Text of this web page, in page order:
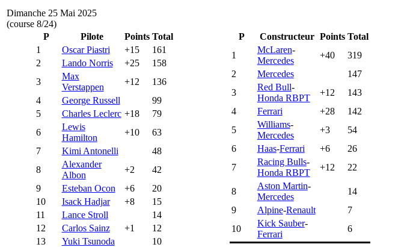
Dimanche 25 Mai 2025
(course 8/24)
P
Pilote Points Total
1
Oscar Piastri +15
161
2
Lando Norris +25
158
3
Max
Verstappen
+12
136
4
George Russell
99
5
Charles Leclerc +18
79
6
Lewis
Hamilton
+10
63
7
Kimi Antonelli
48
8
Alexander
Albon
+2
42
9
Esteban Ocon +6
20
10
Isack Hadjar +8
15
11
Lance Stroll
14
12
Carlos Sainz +1
12
13
Yuki Tsunoda
10
P Constructeur Points Total
1
McLaren-
Mercedes
+40
319
2
Mercedes
147
3
Red Bull-
Honda RBPT
+12
143
4
Ferrari +28
142
5
Williams-
Mercedes
+3
54
6
Haas-Ferrari +6
26
7
Racing Bulls-
Honda RBPT
+12 22
8
Aston Martin-
Mercedes
14
9
Alpine-Renault
7
10
Kick Sauber-
Ferrari
6